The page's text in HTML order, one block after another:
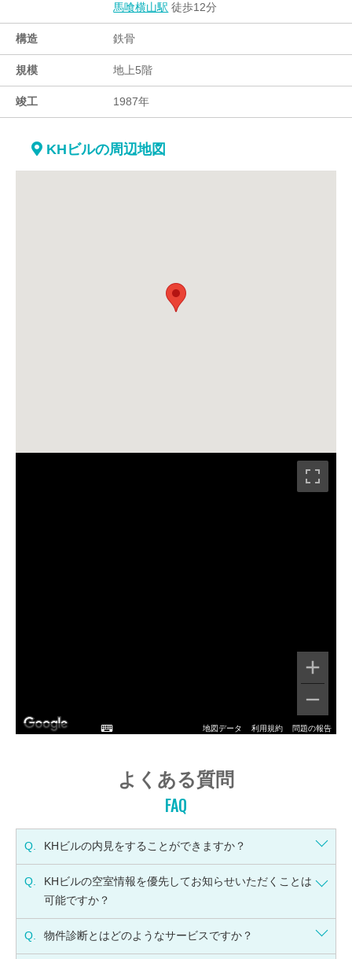
馬喰横山駅 徒歩12分
構造 鉄骨
規模 地上5階
竣工 1987年
KHビルの周辺地図
地図データ 利用規約 問題の報告
よくある質問
FAQ
Q. KHビルの内見をすることができますか？
Q.
KHビルの空室情報を優先してお知らせいただくことは
可能ですか？
Q. 物件診断とはどのようなサービスですか？